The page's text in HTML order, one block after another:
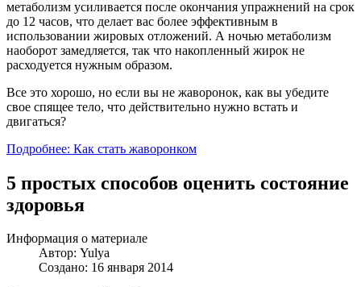
метаболизм усиливается после окончания упражнений на срок
до 12 часов, что делает вас более эффективным в
использовании жировых отложений. А ночью метаболизм
наоборот замедляется, так что накопленный жирок не
расходуется нужным образом.
Все это хорошо, но если вы не жаворонок, как вы убедите
свое спящее тело, что действительно нужно встать и
двигаться?
Подробнее: Как стать жаворонком
5 простых способов оценить состояние
здоровья
Информация о материале
Автор: Yulya
Создано: 16 января 2014